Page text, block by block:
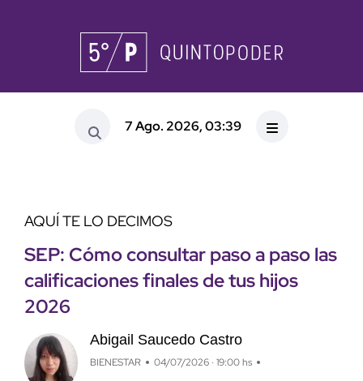
7 Ago. 2026, 03:39
AQUÍ TE LO DECIMOS
SEP: Cómo consultar paso a paso las
calificaciones finales de tus hijos
2026
Abigail Saucedo Castro
BIENESTAR 04/07/2026 · 19:00 hs